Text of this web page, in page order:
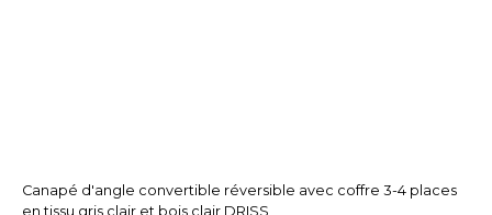
Canapé d'angle convertible réversible avec coffre 3-4 places
en tissu gris clair et bois clair DRISS